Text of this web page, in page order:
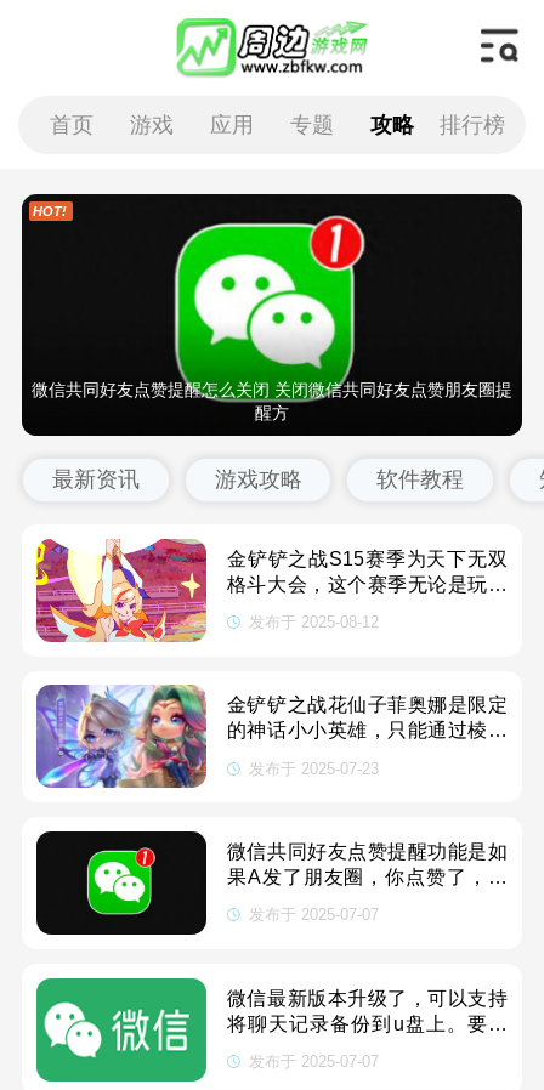
首页 游戏 应用 专题 攻略 排行榜
微信共同好友点赞提醒怎么关闭 关闭微信共同好友点赞朋友圈提
醒方
最新资讯 游戏攻略 软件教程
金铲铲之战S15赛季为天下无双
格斗大会，这个赛季无论是玩法
面的更新，还加入了各种有趣果
介绍了，网络上的一些文章真的
一点都
发布于 2025-08-12
金铲铲之战花仙子菲奥娜是限定
的神话小小英雄，只能通过棱彩
个小小英雄中，菲奥娜的外形和
500元左右，如果运气好则可能
第一个
发布于 2025-07-23
微信共同好友点赞提醒功能是如
果A发了朋友圈，你点赞了，然
A的朋友圈，你也会接收到消
关闭微信共同好友点赞提醒，本
文带来详细
发布于 2025-07-07
微信最新版本升级了，可以支持
将聊天记录备份到u盘上。要知
天频繁的，微信的聊天记录真的
发布于 2025-07-07